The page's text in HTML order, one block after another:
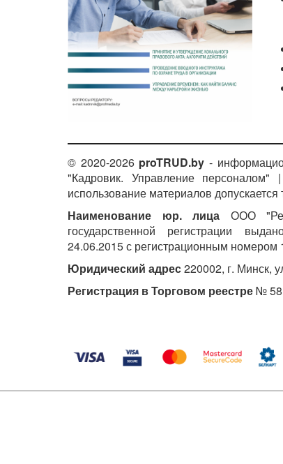
© 2020-2026 proTRUD.by -
"Кадровик. Управление
использование материалов допускается
Наименование юр. лица ООО
государственной регистрации
24.06.2015 с регистрационным
Юридический адрес220002, г. Минск,
Регистрация в Торговом реестре№